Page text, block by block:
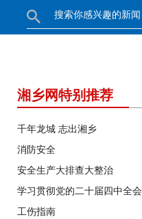
湘乡网特别推荐
千年龙城 志出湘乡
消防安全
安全生产大排查大整治
学习贯彻党的二十届四中全
工伤指南